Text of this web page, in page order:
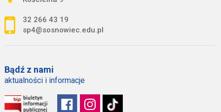
32 266 43 19
sp4@sosnowiec.edu.pl
Bądź z nami
aktualności i informacje